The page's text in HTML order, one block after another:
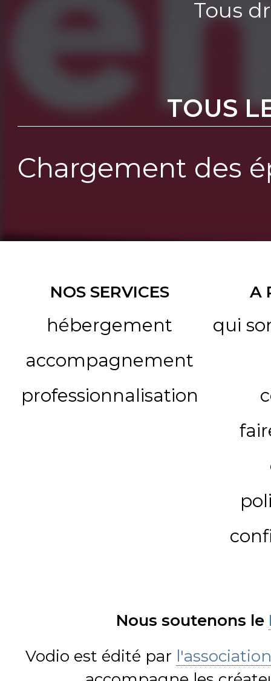
Tous
TOUS
Chargement des
NOS SERVICES
hébergement
accompagnement
professionnalisation
A
qui